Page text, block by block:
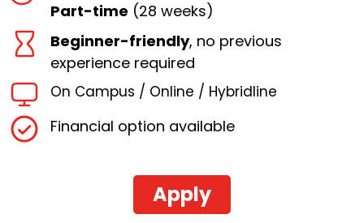
Part-time (28 weeks)
Beginner-friendly, no previous
experience required
On Campus / Online / Hybridline
Financial option available
Apply